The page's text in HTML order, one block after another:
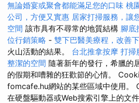
無論婚宴或聚會都能滿足您的口味 桃
公司，方便又實惠 居家打掃服務，讓
空間 該市具有不尋常的地質結構 腳底
位行銷策略 - 雙下巴醫美療程，改善
火山活動的結果。 台北推拿按摩 打掃
整潔的空間 隨著新年的發行，希臘的
的假期和嘈雜的狂歡節的心情。
fomcafe.hu網站的某些區域中使用。
在硬盤驅動器或Web搜索引擎上的文